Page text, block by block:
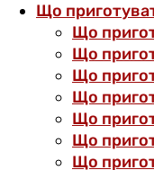
Що
Що
Що
Що
Що
Що
Що
Що